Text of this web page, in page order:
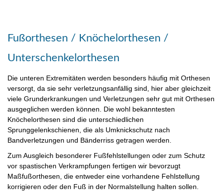
Fußorthesen / Knöchelorthesen /
Unterschenkelorthesen
Die unteren Extremitäten werden besonders häufig mit Orthesen
versorgt, da sie sehr verletzungsanfällig sind, hier aber gleichzeit
viele Grunderkrankungen und Verletzungen sehr gut mit Orthesen
ausgeglichen werden können. Die wohl bekanntesten
Knöchelorthesen sind die unterschiedlichen
Sprunggelenkschienen, die als Umknickschutz nach
Bandverletzungen und Bänderriss getragen werden.
Zum Ausgleich besonderer Fußfehlstellungen oder zum Schutz
vor spastischen Verkrampfungen fertigen wir bevorzugt
Maßfußorthesen, die entweder eine vorhandene Fehlstellung
korrigieren oder den Fuß in der Normalstellung halten sollen.